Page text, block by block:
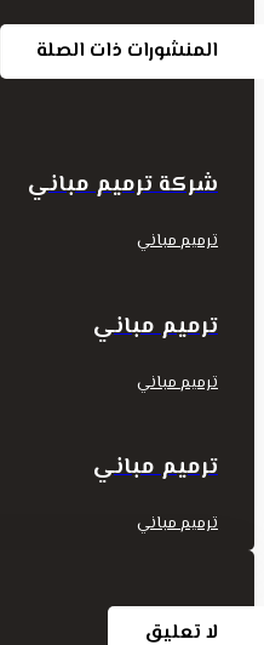
المنشورات ذات الصلة
شركة ترميم مباني
ترميم مباني
ترميم مباني
ترميم مباني
ترميم مباني
ترميم مباني
لا تعليق